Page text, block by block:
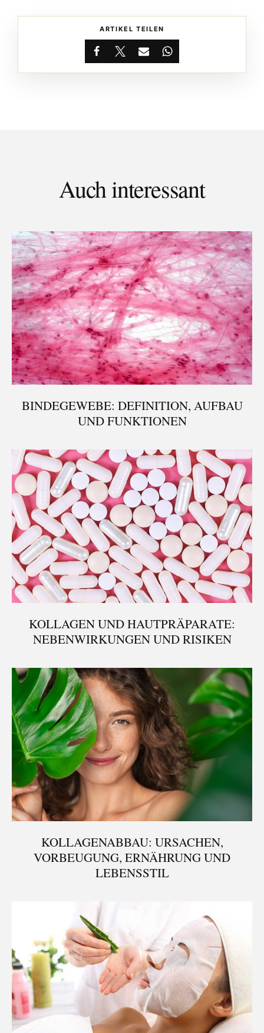
ARTIKEL TEILEN
Facebook
X EmailWhatsApp
Auch interessant
BINDEGEWEBE: DEFINITION, AUFBAU
UND FUNKTIONEN
KOLLAGEN UND HAUTPRÄPARATE:
NEBENWIRKUNGEN UND RISIKEN
KOLLAGENABBAU: URSACHEN,
VORBEUGUNG, ERNÄHRUNG UND
LEBENSSTIL